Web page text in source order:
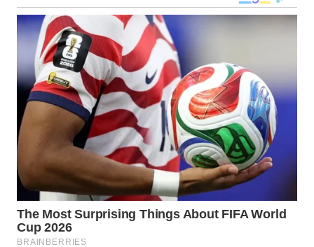
WN
GORONTALO
WN
SULUT
MALUKU
WN
MALUT
WN